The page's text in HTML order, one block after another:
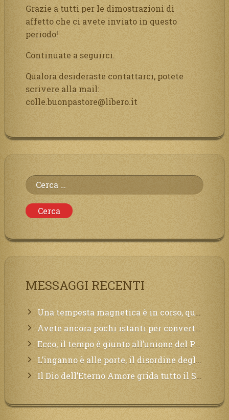
Grazie a tutti per le dimostrazioni di
affetto che ci avete inviato in questo
periodo!
Continuate a seguirci.
Qualora desideraste contattarci, potete
scrivere alla mail:
colle.buonpastore@libero.it
Ricerca
per:
MESSAGGI RECENTI
Una tempesta magnetica è in corso, questa generazione patirà. Il black out non tarderà ad arrivare e tutta la Terra sarà oscurata.
Avete ancora pochi istanti per convertirvi, non perdete tempo, la sciagura arriverà all’improvviso e per chi non si sarà preparato saranno dolori.
Ecco, il tempo è giunto all’unione del Padre con il figlio, non avete che da attendere pochissimo.
L’inganno è alle porte, il disordine degli ordinati urlerà perdono, ma sarà troppo tardi, il tradimento è stato grande!
Il Dio dell’Eterno Amore grida tutto il Suo bene per i Suoi,richiama a Sé i lontani, affinché si pentano e tornino a Lui: